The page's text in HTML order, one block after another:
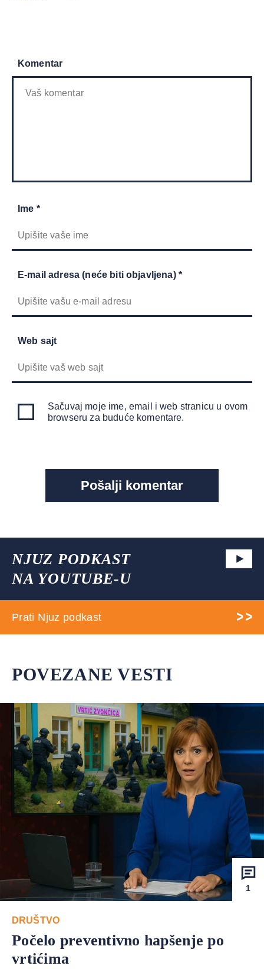
Komentar
Ime *
E-mail adresa (neće biti objavljena) *
Web sajt
Sačuvaj moje ime, email i web stranicu u ovom
browseru za buduće komentare.
NJUZ PODKAST
NA YOUTUBE-U
Prati Njuz podkast
POVEZANE VESTI
1
DRUŠTVO
Počelo preventivno hapšenje po
vrtićima